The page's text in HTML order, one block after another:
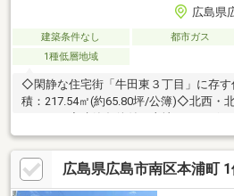
広島県
建築条件なし 都市ガス
1種低層地域
◇閑静な住宅街「牛田東３丁目」に存
積：217.54㎡(約65.80坪/公簿)◇北西・
築業者様にて建築いただけます！◇眺
（現況渡し）
広島県広島市南区本浦町